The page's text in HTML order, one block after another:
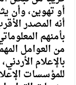
أو تهوين، وأن
أنه المصدر
بأمنهم
من العوامل
بالإعلام
للمؤسسات